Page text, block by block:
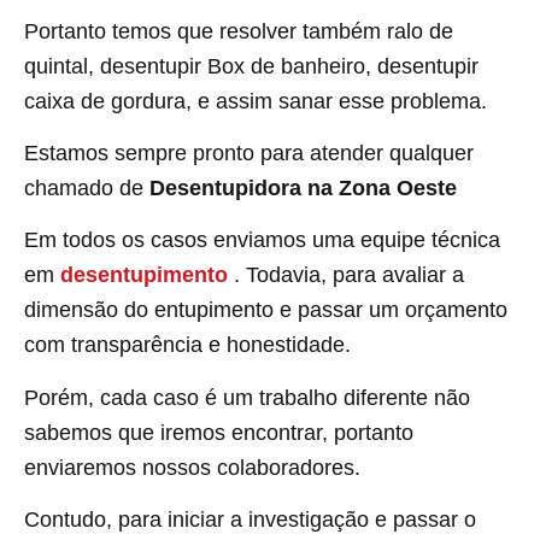
Portanto temos que resolver também ralo de
quintal, desentupir Box de banheiro, desentupir
caixa de gordura, e assim sanar esse problema.
Estamos sempre pronto para atender qualquer
chamado de Desentupidora na Zona Oeste
Em todos os casos enviamos uma equipe técnica
em desentupimento . Todavia, para avaliar a
dimensão do entupimento e passar um orçamento
com transparência e honestidade.
Porém, cada caso é um trabalho diferente não
sabemos que iremos encontrar, portanto
enviaremos nossos colaboradores.
Contudo, para iniciar a investigação e passar o